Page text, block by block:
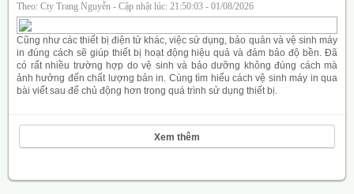
Theo: Cty Trang Nguyễn - Cập nhật lúc: 21:50:03 - 01/08/2026
Cũng như các thiết bị điện tử khác, việc sử dụng, bảo quản và vệ sinh máy
in đúng cách sẽ giúp thiết bị hoạt động hiệu quả và đảm bảo độ bền. Đã
có rất nhiều trường hợp do vệ sinh và bảo dưỡng không đúng cách mà
ảnh hưởng đến chất lượng bản in. Cùng tìm hiểu cách vệ sinh máy in qua
bài viết sau để chủ động hơn trong quá trình sử dụng thiết bị.
Xem thêm